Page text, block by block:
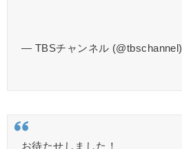
— TBSチャンネル (@tbschannel)
お待たせしました！